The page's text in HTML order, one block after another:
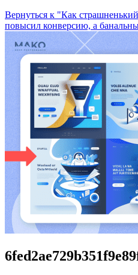
Вернуться к "Как
повысил конверсию, а